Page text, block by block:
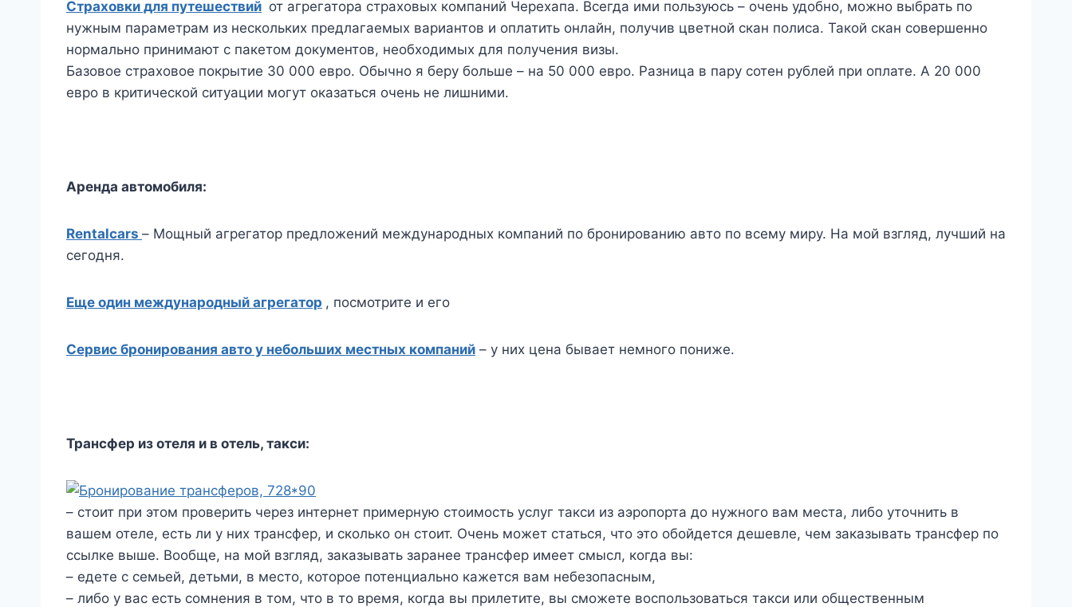
Страховки для путешествий от агрегатора страховых компаний Черехапа. Всегда ими пользуюсь – очень удобно, можно выбрать по
нужным параметрам из нескольких предлагаемых вариантов и оплатить онлайн, получив цветной скан полиса. Такой скан совершенно
нормально принимают с пакетом документов, необходимых для получения визы.
Базовое страховое покрытие 30 000 евро. Обычно я беру больше – на 50 000 евро. Разница в пару сотен рублей при оплате. А 20 000
евро в критической ситуации могут оказаться очень не лишними.
Аренда автомобиля:
Rentalcars – Мощный агрегатор предложений международных компаний по бронированию авто по всему миру. На мой взгляд, лучший на
сегодня.
Еще один международный агрегатор , посмотрите и его
Сервис бронирования авто у небольших местных компаний – у них цена бывает немного пониже.
Трансфер из отеля и в отель, такси:
– стоит при этом проверить через интернет примерную стоимость услуг такси из аэропорта до нужного вам места, либо уточнить в
вашем отеле, есть ли у них трансфер, и сколько он стоит. Очень может статься, что это обойдется дешевле, чем заказывать трансфер по
ссылке выше. Вообще, на мой взгляд, заказывать заранее трансфер имеет смысл, когда вы:
– едете с семьей, детьми, в место, которое потенциально кажется вам небезопасным,
– либо у вас есть сомнения в том, что в то время, когда вы прилетите, вы сможете воспользоваться такси или общественным